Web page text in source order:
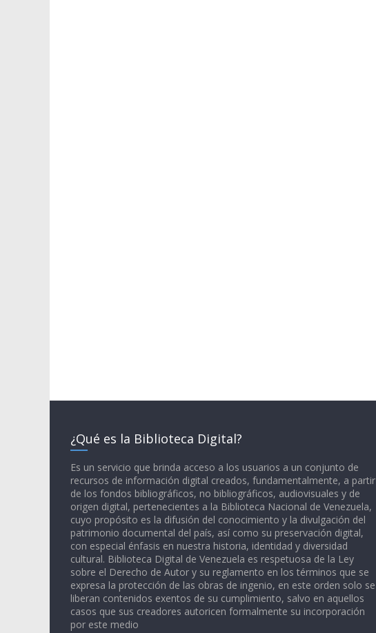
¿Qué es la Biblioteca Digital?
Es un servicio que brinda acceso a los usuarios a un conjunto de
recursos de información digital creados, fundamentalmente, a partir
de los fondos bibliográficos, no bibliográficos, audiovisuales y de
origen digital, pertenecientes a la Biblioteca Nacional de Venezuela,
cuyo propósito es la difusión del conocimiento y la divulgación del
patrimonio documental del país, así como su preservación digital,
con especial énfasis en nuestra historia, identidad y diversidad
cultural. Biblioteca Digital de Venezuela es respetuosa de la Ley
sobre el Derecho de Autor y su reglamento en los términos que se
expresa la protección de las obras de ingenio, en este orden solo se
liberan contenidos exentos de su cumplimiento, salvo en aquellos
casos que sus creadores autoricen formalmente su incorporación
por este medio